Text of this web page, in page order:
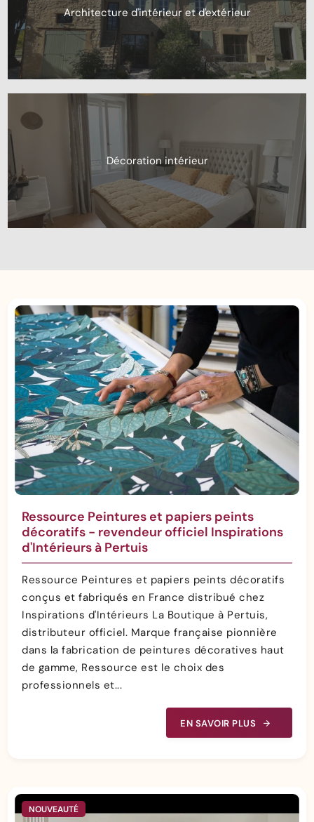
Architecture d'intérieur et d'extérieur
Décoration intérieur
Ressource Peintures et papiers peints
décoratifs - revendeur officiel Inspirations
d'Intérieurs à Pertuis
Ressource Peintures et papiers peints décoratifs
conçus et fabriqués en France distribué chez
Inspirations d'Intérieurs La Boutique à Pertuis,
distributeur officiel. Marque française pionnière
dans la fabrication de peintures décoratives haut
de gamme, Ressource est le choix des
professionnels et...
EN SAVOIR PLUS
NOUVEAUTÉ